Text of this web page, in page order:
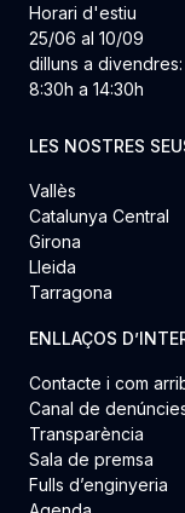
Horari d'estiu
25/06 al 10/09
dilluns a divendres:
8:30h a 14:30h
LES NOSTRES
Vallès
Catalunya Central
Girona
Lleida
Tarragona
ENLLAÇOS
Contacte i com
Canal de
Transparència
Sala de premsa
Fulls d’enginyeria